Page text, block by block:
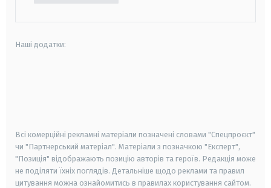
Наші додатки:
Всі комерційні рекламні матеріали позначені словами "Спецпроєкт"
чи "Партнерський матеріал". Матеріали з позначкою "Експерт",
"Позиція" відображають позицію авторів та героїв. Редакція може
не поділяти їхніх поглядів. Детальніше щодо реклами та правил
цитування можна ознайомитись в правилах користування сайтом.